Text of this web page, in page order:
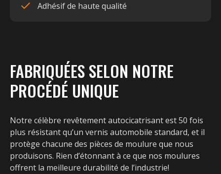
Adhésif de haute qualité
FABRIQUÉES SELON NOTRE
PROCÉDÉ UNIQUE
Notre célèbre revêtement autocicatrisant est 50 fois
plus résistant qu’un vernis automobile standard, et il
protège chacune des pièces de moulure que nous
produisons. Rien d’étonnant à ce que nos moulures
offrent la meilleure durabilité de l’industrie!